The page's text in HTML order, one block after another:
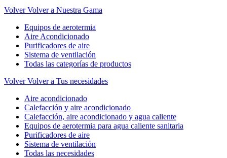
Volver Volver a Nuestra Gama
Equipos de aerotermia
Aire Acondicionado
Purificadores de aire
Sistema de ventilación
Todas las categorías de productos
Volver Volver a Tus necesidades
Aire acondicionado
Calefacción y aire acondicionado
Calefacción, aire acondicionado y agua caliente
Equipos de aerotermia para agua caliente sanitaria
Purificadores de aire
Sistema de ventilación
Todas las necesidades